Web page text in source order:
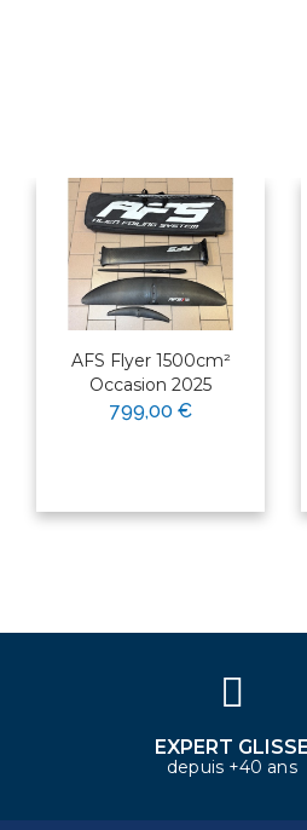
AFS Flyer 1500cm²
Occasion 2025
799,00 €
Bonjour ! Je suis votre
EXPERT GLISSE
depuis +40 ans